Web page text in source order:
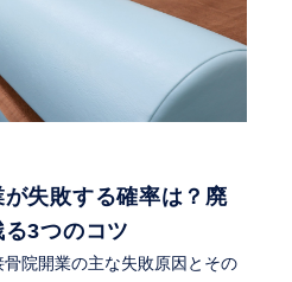
失敗する確率は？廃
3つのコツ
院開業の主な失敗原因とその